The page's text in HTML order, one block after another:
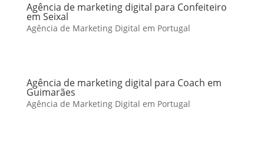
Agência de marketing digital para Confeiteiro
em Seixal
Agência de Marketing Digital em Portugal
Agência de marketing digital para Coach em
Guimarães
Agência de Marketing Digital em Portugal